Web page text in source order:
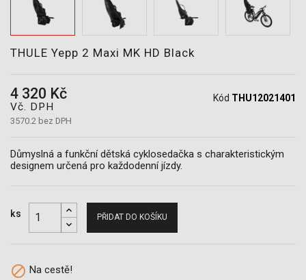
THULE Yepp 2 Maxi MK HD Black
4 320 Kč
Vč. DPH
3570.2 bez DPH
Kód THU12021401
Důmyslná a funkční dětská cyklosedačka s charakteristickým
designem určená pro každodenní jízdy.
ks PŘIDAT DO KOŠÍKU
 Na cestě!